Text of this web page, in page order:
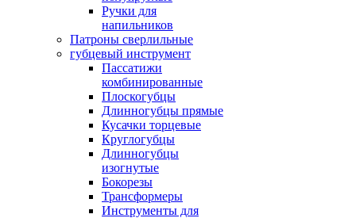
Ручки для
напильников
Патроны сверлильные
губцевый инструмент
Пассатижи
комбинированные
Плоскогубцы
Длинногубцы прямые
Кусачки торцевые
Круглогубцы
Длинногубцы
изогнутые
Бокорезы
Трансформеры
Инструменты для